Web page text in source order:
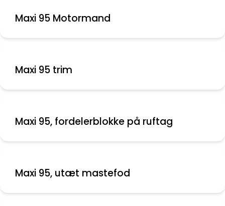
Maxi 95 Motormand
Maxi 95 trim
Maxi 95, fordelerblokke på ruftag
Maxi 95, utæt mastefod